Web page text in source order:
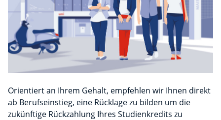
Orientiert an Ihrem Gehalt, empfehlen wir Ihnen direkt
ab Berufseinstieg, eine Rücklage zu bilden um die
zukünftige Rückzahlung Ihres Studienkredits zu